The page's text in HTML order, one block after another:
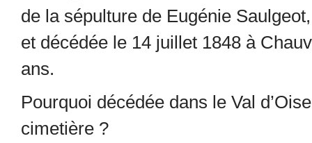
de la sépulture de Eugénie
et décédée le 14 juillet 1848 à
ans.
Pourquoi décédée dans le Val
cimetière ?